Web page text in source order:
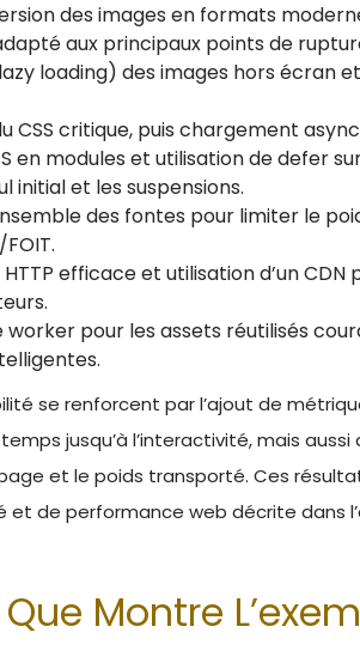
des images en formats
aux principaux points de
loading) des images hors écran
CSS critique, puis chargement
en modules et utilisation de defer
initial et les suspensions.
des fontes pour limiter le
efficace et utilisation d’un
worker pour les assets réutilisés
se renforcent par l’ajout de
temps jusqu’à l’interactivité, mais
et le poids transporté. Ces
et de performance web décrite dans
Montre